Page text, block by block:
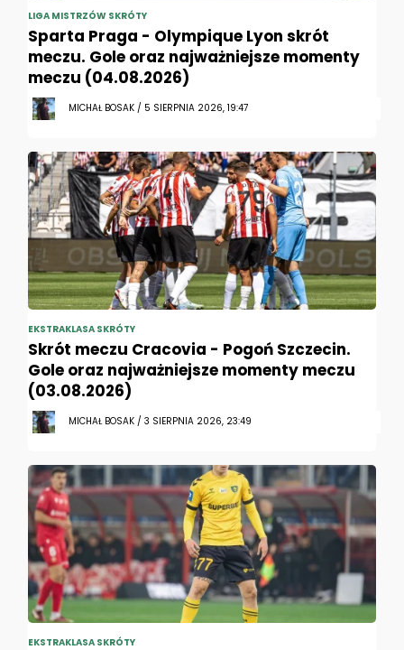
LIGA MISTRZÓW SKRÓTY
Sparta Praga - Olympique Lyon skrót
meczu. Gole oraz najważniejsze momenty
meczu (04.08.2026)
MICHAŁ BOSAK / 5 SIERPNIA 2026, 19:47
EKSTRAKLASA SKRÓTY
Skrót meczu Cracovia - Pogoń Szczecin.
Gole oraz najważniejsze momenty meczu
(03.08.2026)
MICHAŁ BOSAK / 3 SIERPNIA 2026, 23:49
EKSTRAKLASA SKRÓTY